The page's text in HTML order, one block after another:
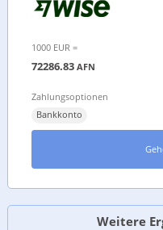
1000 EUR =
72286.83 AFN
Zahlungsoptionen
Bankkonto
Weitere